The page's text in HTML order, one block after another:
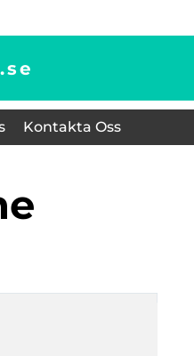
se
Kontakta Oss